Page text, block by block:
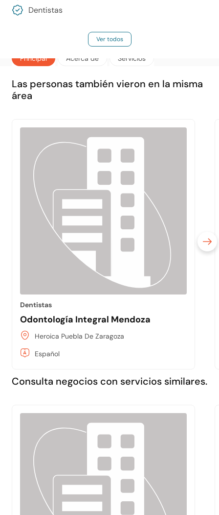
Principal Acerca de Servicios
Dentistas
Ver todos
Las personas también vieron en la misma
área
Dentistas
Odontología Integral Mendoza
Heroica Puebla De Zaragoza
Español
Consulta negocios con servicios similares.